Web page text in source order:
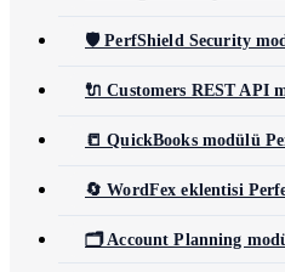
🛡️ PerfShield Security
🔌 Customers REST API
📒 QuickBooks modülü
🔄 WordFex eklentisi
🗂️ Account Planning